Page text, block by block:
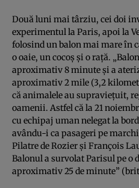
Două luni mai târziu, cei doi
experimentul la Paris, apoi la
folosind un balon mai mare în
o oaie, un cocoș și o rață.
aproximativ 8 minute și a
aproximativ 2 mile (3,2
că animalele au supraviețuit,
oamenii. Astfel că la 21
cu echipaj uman nelegat la
avându-i ca pasageri pe
Pilatre de Rozier și François
Balonul a survolat Parisul pe o
aproximativ 25 de minute”